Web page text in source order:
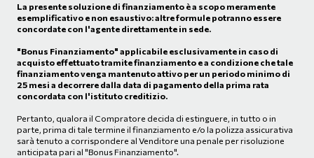
La presente soluzione di finanziamento è a scopo meramente
esemplificativo e non esaustivo: altre formule potranno essere
concordate con l'agente direttamente in sede.
"Bonus Finanziamento" applicabile esclusivamente in caso di
acquisto effettuato tramite finanziamento e a condizione che tale
finanziamento venga mantenuto attivo per un periodo minimo di
25 mesi a decorrere dalla data di pagamento della prima rata
concordata con l'istituto creditizio.
Pertanto, qualora il Compratore decida di estinguere, in tutto o in
parte, prima di tale termine il finanziamento e/o la polizza assicurativa
sarà tenuto a corrispondere al Venditore una penale per risoluzione
anticipata pari al "Bonus Finanziamento".